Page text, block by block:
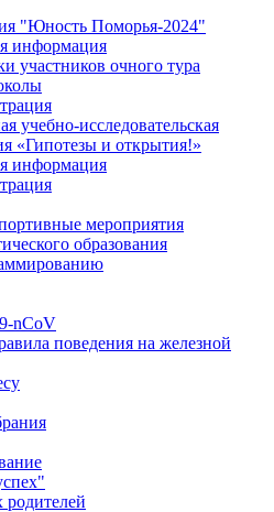
"Юность Поморья-2024"
информация
участников очного тура
учебно-исследовательская
«Гипотезы и открытия!»
информация
мероприятия
образования
nCoV
поведения на железной